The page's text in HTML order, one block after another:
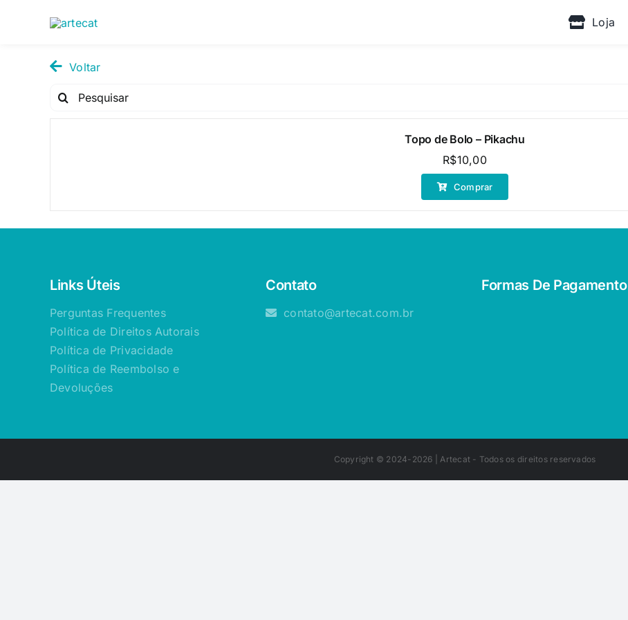
Loja
Voltar
Pesquisar
Topo de Bolo – Pikachu
R$10,00
Comprar
Links Úteis
Perguntas Frequentes
Política de Direitos Autorais
Política de Privacidade
Política de Reembolso e
Devoluções
Contato
contato@artecat.com.br
Formas De Pagamento
Copyright © 2024-2026 |Artecat - Todos os direitos reservados